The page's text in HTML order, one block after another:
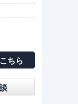
ちら